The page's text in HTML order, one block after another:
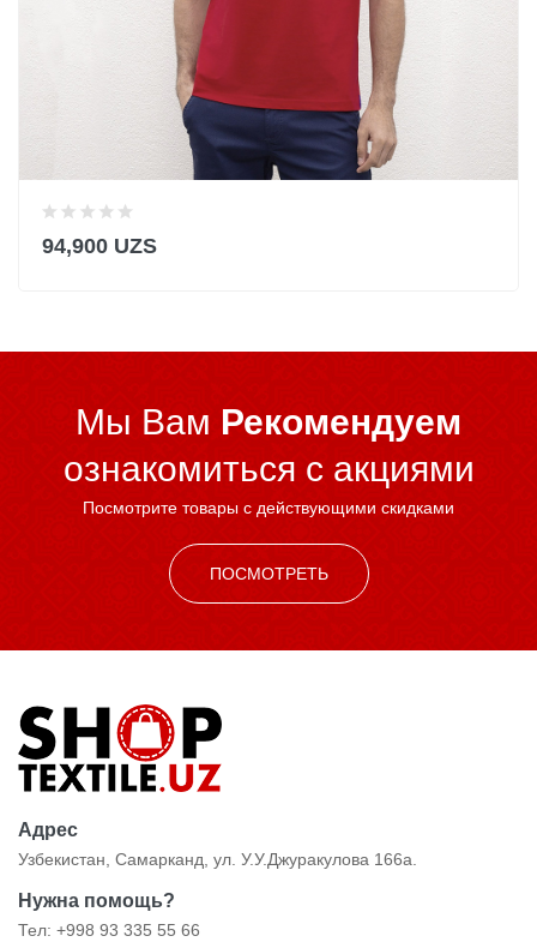
94,900 UZS
Мы Вам Рекомендуем
ознакомиться c акциями
Посмотрите товары с действующими скидками
ПОСМОТРЕТЬ
Адрес
Узбекистан, Самарканд, ул. У.У.Джуракулова 166а.
Нужна помощь?
Тел: +998 93 335 55 66